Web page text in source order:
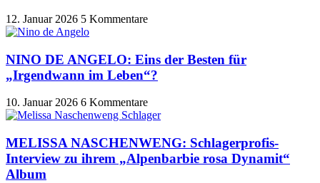
12. Januar 2026 5 Kommentare
NINO DE ANGELO: Eins der Besten für
„Irgendwann im Leben“?
10. Januar 2026 6 Kommentare
MELISSA NASCHENWENG: Schlagerprofis-
Interview zu ihrem „Alpenbarbie rosa Dynamit“
Album